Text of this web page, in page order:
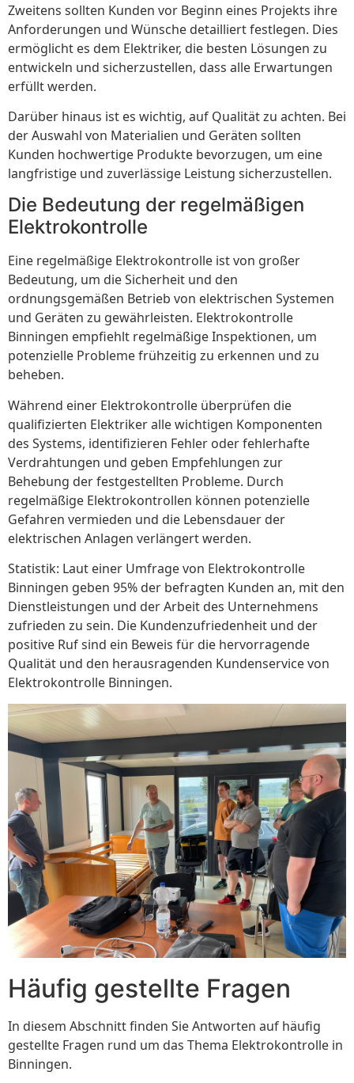
Zweitens sollten Kunden vor Beginn eines Projekts ihre
Anforderungen und Wünsche detailliert festlegen. Dies
ermöglicht es dem Elektriker, die besten Lösungen zu
entwickeln und sicherzustellen, dass alle Erwartungen
erfüllt werden.
Darüber hinaus ist es wichtig, auf Qualität zu achten. Bei
der Auswahl von Materialien und Geräten sollten
Kunden hochwertige Produkte bevorzugen, um eine
langfristige und zuverlässige Leistung sicherzustellen.
Die Bedeutung der regelmäßigen
Elektrokontrolle
Eine regelmäßige Elektrokontrolle ist von großer
Bedeutung, um die Sicherheit und den
ordnungsgemäßen Betrieb von elektrischen Systemen
und Geräten zu gewährleisten. Elektrokontrolle
Binningen empfiehlt regelmäßige Inspektionen, um
potenzielle Probleme frühzeitig zu erkennen und zu
beheben.
Während einer Elektrokontrolle überprüfen die
qualifizierten Elektriker alle wichtigen Komponenten
des Systems, identifizieren Fehler oder fehlerhafte
Verdrahtungen und geben Empfehlungen zur
Behebung der festgestellten Probleme. Durch
regelmäßige Elektrokontrollen können potenzielle
Gefahren vermieden und die Lebensdauer der
elektrischen Anlagen verlängert werden.
Statistik: Laut einer Umfrage von Elektrokontrolle
Binningen geben 95% der befragten Kunden an, mit den
Dienstleistungen und der Arbeit des Unternehmens
zufrieden zu sein. Die Kundenzufriedenheit und der
positive Ruf sind ein Beweis für die hervorragende
Qualität und den herausragenden Kundenservice von
Elektrokontrolle Binningen.
Häufig gestellte Fragen
In diesem Abschnitt finden Sie Antworten auf häufig
gestellte Fragen rund um das Thema Elektrokontrolle in
Binningen.